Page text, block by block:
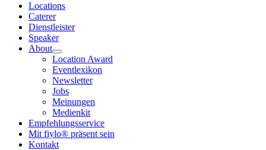
Locations
Caterer
Dienstleister
Speaker
About
Location Award
Eventlexikon
Newsletter
Jobs
Meinungen
Medienkit
Empfehlungsservice
Mit fiylo® präsent sein
Kontakt